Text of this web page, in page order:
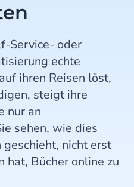
Service- oder
echte
ihren Reisen löst,
steigt ihre
nur an
sehen, wie dies
geschieht, nicht erst
hat, Bücher online zu